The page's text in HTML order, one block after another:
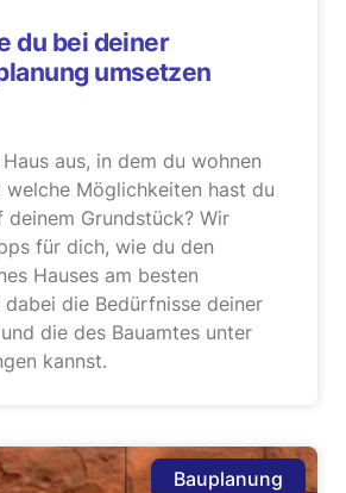
du bei deiner
umsetzen
aus, in dem du wohnen
welche Möglichkeiten hast du
deinem Grundstück? Wir
für dich, wie du den
Hauses am besten
die Bedürfnisse deiner
die des Bauamtes unter
kannst.
Bauplanung